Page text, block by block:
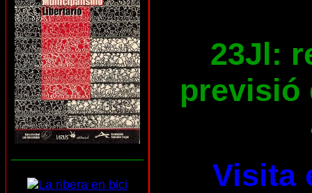
23Jl:
previsió
Visita